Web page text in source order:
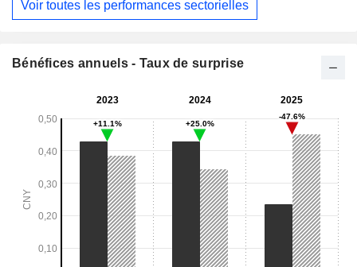
Voir toutes les performances sectorielles
Bénéfices annuels - Taux de surprise